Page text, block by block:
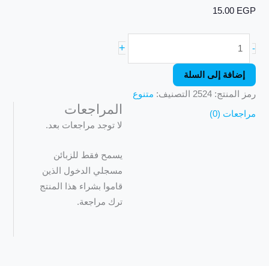
15.00 EGP
-
+
إضافة إلى السلة
رمز المنتج:2524 التصنيف: متنوع
مراجعات (0) المراجعات
لا توجد مراجعات بعد.
يسمح فقط للزبائن
مسجلي الدخول الذين
قاموا بشراء هذا المنتج
ترك مراجعة.